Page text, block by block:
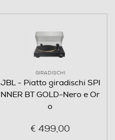
GIRADISCHI
JBL - Piatto giradischi SPI
NNER BT GOLD-Nero e Or
o
€ 499,00